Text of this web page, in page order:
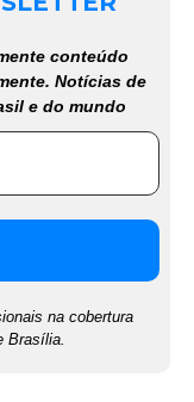
conteúdo
Notícias de
e do mundo
na cobertura
Brasília.